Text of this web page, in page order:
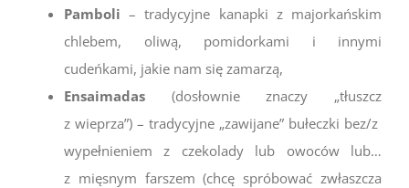
Pamboli – tradycyjne kanapki z majorkańskim
chlebem, oliwą, pomidorkami i innymi
cudeńkami, jakie nam się zamarzą,
Ensaimadas (dosłownie znaczy „tłuszcz
z wieprza”) – tradycyjne „zawijane” bułeczki bez/z
wypełnieniem z czekolady lub owoców lub…
z mięsnym farszem (chcę spróbować zwłaszcza